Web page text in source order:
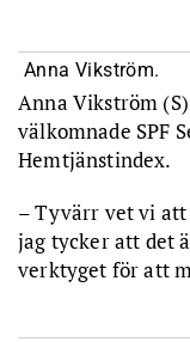
Anna Vikström.
Anna Vikström
välkomnade SPF
Hemtjänstindex.
– Tyvärr vet vi att
jag tycker att det
verktyget för att